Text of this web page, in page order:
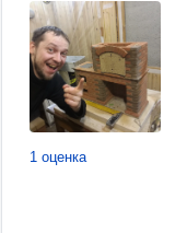
1 оценка